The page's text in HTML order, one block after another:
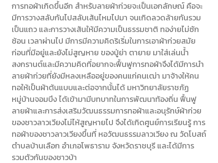
การทอผ้าเกิดขึ้นอีก สำหรับลายผ้าก่วยจะเป็นเอกลักษณ์ คือจะ
มีการวางสลับกันไปสลับเส้นไหมไปมา จนเกิดลวดล้ายกันรวม
เป็นแถว และการวางเส้นให้มีความเป็นธรรมชาติ ทอง่ายไม่ซัก
ซ้อน เวลาผ่านไป มีการมีความคิดริเริ่มในการเอาผ้าก่วยสมัย
ก่อนที่มีอยู่และยังไม่สูญหาย ของปู่ย่า ตายาย มาใส่เล่นน้ำ
สงกรานต์และมีความคิดที่อยากจะฟื้นฟูการทอผ้าจึงได้มีการนำ
ลายผ้าก่วยที่ยังมีหลงเหลืออยู่ของคนแก่คนเฒ่า มาจ้างให้คน
ทอให้เป็นผ้าต้นแบบและต่อจากนั้นได้ มหาวิทยาลัยราชภัฏ
หมู่บ้านจอมบึง ได้เข้ามามีบทบาทในการพัฒนาท้องถิ่น ฟื้นฟู
ลายผ้าและการส่งเสริมวัฒนธรรมการทอผ้าและอนุรักษ์ผ้าก่วย
ของชาวลาวเวียงไม่ไห้สูญหายไป จึงได้เกิดศูนย์การเรียนรู้ การ
ทอผ้าของชาวลาวเวียงขึ้นที่ หอวัฒนธรรมลาวเวียง ณ วัดโบสถ์
ตำบลบ้านเลือก อำเภอโพธาราม จังหวัดราชบุรี และได้มีการ
รวมตัวกันของชาวบ้า